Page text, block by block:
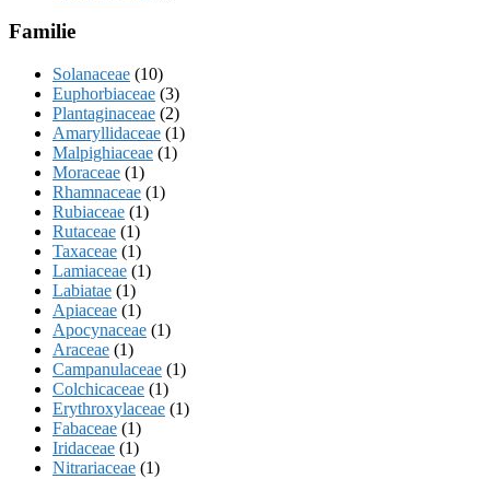
Familie
Solanaceae (10)
Euphorbiaceae (3)
Plantaginaceae (2)
Amaryllidaceae (1)
Malpighiaceae (1)
Moraceae (1)
Rhamnaceae (1)
Rubiaceae (1)
Rutaceae (1)
Taxaceae (1)
Lamiaceae (1)
Labiatae (1)
Apiaceae (1)
Apocynaceae (1)
Araceae (1)
Campanulaceae (1)
Colchicaceae (1)
Erythroxylaceae (1)
Fabaceae (1)
Iridaceae (1)
Nitrariaceae (1)